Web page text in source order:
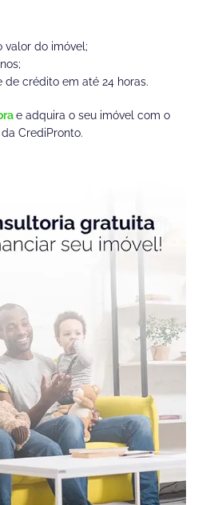
valor do imóvel;
de crédito em até 24 horas.
e adquira o seu imóvel com o
CrediPronto.